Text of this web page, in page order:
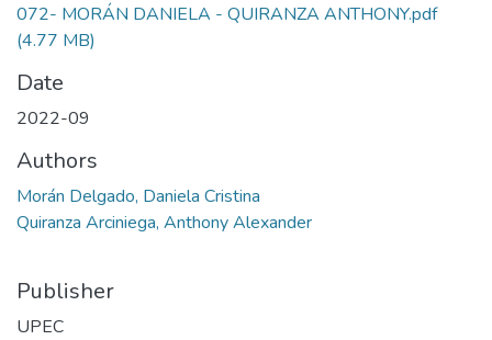
072- MORÁN DANIELA - QUIRANZA ANTHONY.pdf
(4.77 MB)
Date
2022-09
Authors
Morán Delgado, Daniela Cristina
Quiranza Arciniega, Anthony Alexander
Publisher
UPEC